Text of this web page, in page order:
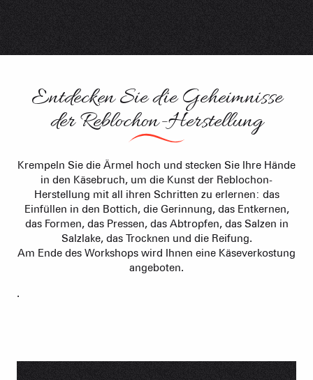
Entdecken Sie die Geheimnisse
der Reblochon-Herstellung
Krempeln Sie die Ärmel hoch und stecken Sie Ihre Hände
in den Käsebruch, um die Kunst der Reblochon-
Herstellung mit all ihren Schritten zu erlernen: das
Einfüllen in den Bottich, die Gerinnung, das Entkernen,
das Formen, das Pressen, das Abtropfen, das Salzen in
Salzlake, das Trocknen und die Reifung.
Am Ende des Workshops wird Ihnen eine Käseverkostung
angeboten.
.